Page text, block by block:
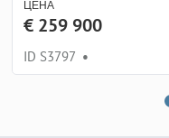
ЦЕНА
€ 259 900
ID S3797 •